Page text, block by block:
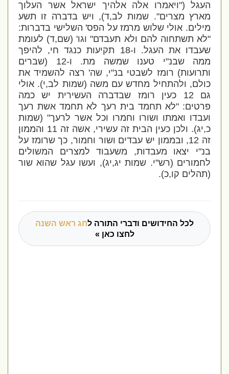
העגל ("ויאמרו אלה אלהיך ישראל אשר העלוך
מארץ מצרים". שמות לב,ד), ויש בדברה זו תשע
מילים. אולי שלוש מרמז על הפס' השלישי בדברות:
"לא תשתחוה להם ולא תעבדם" וגו' (שם,ד) לעומת
שעבדו את העגל. ו-18 תקיעות כנגד חי, להיפך
ממה שבנ"י טענו שמשה מת. ו-12 (שברים
ותרועות) רומז לשבטי בנ"י, שה' רצה להשמיד את
כולם, ולהתחיל מחדש עם משה (שמות לב,י). אולי
גם 12 כעין רומז שבדברה העשירית יש כמה
פרטים: "לא תחמד בית רעך לא תחמד אשת רעך
ועבדו ואמתו ושורו וחמרו וכל אשר לרעך" (שמות
כ,יג). ולכן כעין הבית זה עשירי, אשה זה 11 והממון
זה 12, ובממון יש עבדים ושור וחמור, כך שרומז על
בנ"י יצאו מעבדות, משעבוד למצרים המשולים
לחמורים (רש"י. שמות יג,יג), ועשו עגל שהוא שור
(תהלים קו,כ).
לכל החידושים ודברי התורה לחג ראש השנה
לחצו כאן »